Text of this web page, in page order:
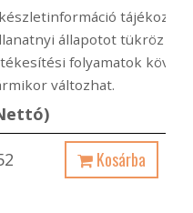
állapotot tükröz
folyamatok
változhat.
Kosárba